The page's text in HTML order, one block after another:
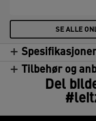
SE ALLE
Tilbehør og
Del